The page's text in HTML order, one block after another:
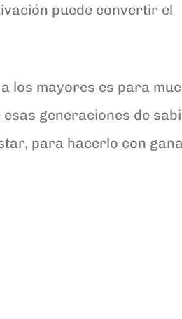
puede convertir el
los mayores es para
generaciones de
para hacerlo con